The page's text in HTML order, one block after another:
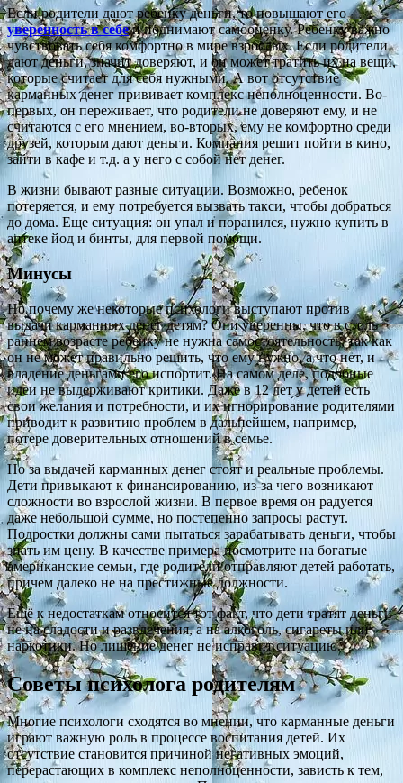
Если родители дают ребенку деньги, то повышают его
уверенность в себеи поднимают самооценку. Ребенку важно
чувствовать себя комфортно в мире взрослых. Если родители
дают деньги, значит доверяют, и он может тратить их на вещи,
которые считает для себя нужными. А вот отсутствие
карманных денег прививает комплекс неполноценности. Во-
первых, он переживает, что родители не доверяют ему, и не
считаются с его мнением, во-вторых, ему не комфортно среди
друзей, которым дают деньги. Компания решит пойти в кино,
зайти в кафе и т.д. а у него с собой нет денег.
В жизни бывают разные ситуации. Возможно, ребенок
потеряется, и ему потребуется вызвать такси, чтобы добраться
до дома. Еще ситуация: он упал и поранился, нужно купить в
аптеке йод и бинты, для первой помощи.
Минусы
Но почему же некоторые психологи выступают против
выдачи карманных денег детям? Они уверенны, что в столь
раннем возрасте ребенку не нужна самостоятельность, так как
он не может правильно решить, что ему нужно, а что нет, и
владение деньгами его испортит. На самом деле, подобные
идеи не выдерживают критики. Даже в 12 лет у детей есть
свои желания и потребности, и их игнорирование родителями
приводит к развитию проблем в дальнейшем, например,
потере доверительных отношений в семье.
Но за выдачей карманных денег стоят и реальные проблемы.
Дети привыкают к финансированию, из-за чего возникают
сложности во взрослой жизни. В первое время он радуется
даже небольшой сумме, но постепенно запросы растут.
Подростки должны сами пытаться зарабатывать деньги, чтобы
знать им цену. В качестве примера посмотрите на богатые
американские семьи, где родители отправляют детей работать,
причем далеко не на престижные должности.
Ещё к недостаткам относится тот факт, что дети тратят деньги
не на сладости и развлечения, а на алкоголь, сигареты или
наркотики. Но лишение денег не исправит ситуацию.
Советы психолога родителям
Многие психологи сходятся во мнении, что карманные деньги
играют важную роль в процессе воспитания детей. Их
отсутствие становится причиной негативных эмоций,
перерастающих в комплекс неполноценности, зависть к тем,